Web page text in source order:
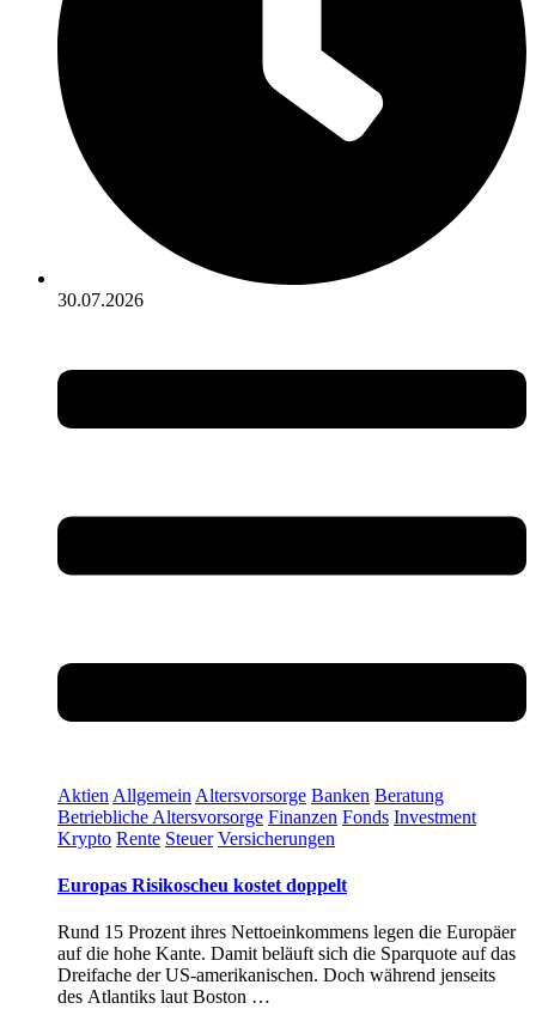
30.07.2026
Aktien Allgemein Altersvorsorge Banken Beratung
Betriebliche Altersvorsorge Finanzen Fonds Investment
Krypto Rente Steuer Versicherungen
Europas Risikoscheu kostet doppelt
Rund 15 Prozent ihres Nettoeinkommens legen die Europäer
auf die hohe Kante. Damit beläuft sich die Sparquote auf das
Dreifache der US-amerikanischen. Doch während jenseits
des Atlantiks laut Boston …